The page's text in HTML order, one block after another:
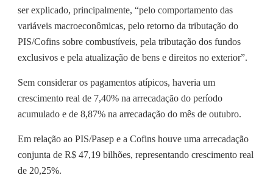
ser explicado, principalmente, “pelo comportamento das
variáveis macroeconômicas, pelo retorno da tributação do
PIS/Cofins sobre combustíveis, pela tributação dos fundos
exclusivos e pela atualização de bens e direitos no exterior”.
Sem considerar os pagamentos atípicos, haveria um
crescimento real de 7,40% na arrecadação do período
acumulado e de 8,87% na arrecadação do mês de outubro.
Em relação ao PIS/Pasep e a Cofins houve uma arrecadação
conjunta de R$ 47,19 bilhões, representando crescimento real
de 20,25%.